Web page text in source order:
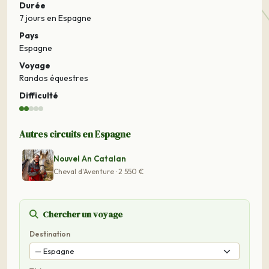
Durée
7 jours en Espagne
Pays
Espagne
Voyage
Randos équestres
Difficulté
Autres circuits en Espagne
Nouvel An Catalan
Cheval d'Aventure · 2 550 €
Chercher un voyage
Destination